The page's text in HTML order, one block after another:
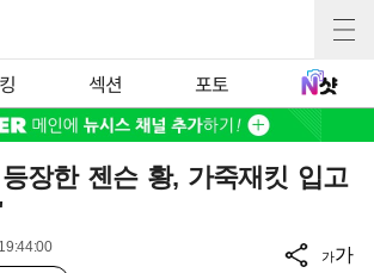
섹션 포토
장한 젠슨 황, 가죽재킷 입고
가가